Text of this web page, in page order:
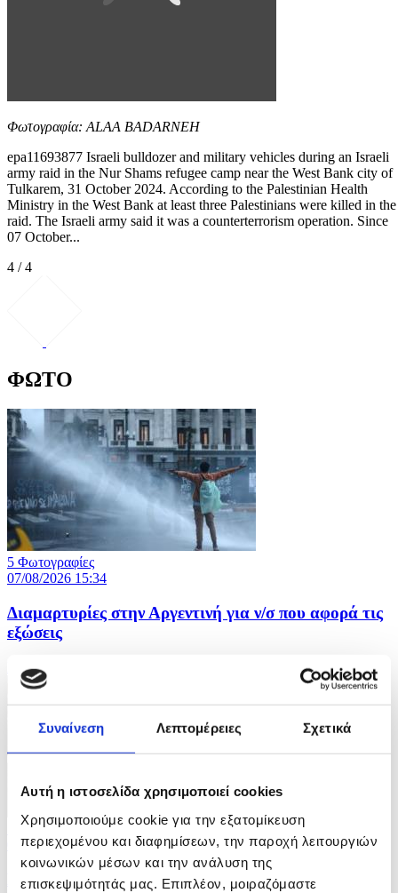
Συναίνεση Λεπτομέρειες Σχετικά
Αυτή η ιστοσελίδα χρησιμοποιεί cookies
Χρησιμοποιούμε cookie για την εξατομίκευση
περιεχομένου και διαφημίσεων, την παροχή λειτουργιών
κοινωνικών μέσων και την ανάλυση της
επισκεψιμότητάς μας. Επιπλέον, μοιραζόμαστε
Φωτογραφία: ALAA BADARNEH
epa11693877 Israeli bulldozer and military vehicles during an Israeli
army raid in the Nur Shams refugee camp near the West Bank city of
Tulkarem, 31 October 2024. According to the Palestinian Health
Ministry in the West Bank at least three Palestinians were killed in the
raid. The Israeli army said it was a counterterrorism operation. Since
07 October...
4 / 4
ΦΩΤΟ
5 Φωτογραφίες
07/08/2026 15:34
Διαμαρτυρίες στην Αργεντινή για ν/σ που αφορά τις
εξώσεις
ID: 10707033
7 Φωτογραφίες
07/08/2026 15:20
Καύσωνας πλήττει την Ιαπωνία